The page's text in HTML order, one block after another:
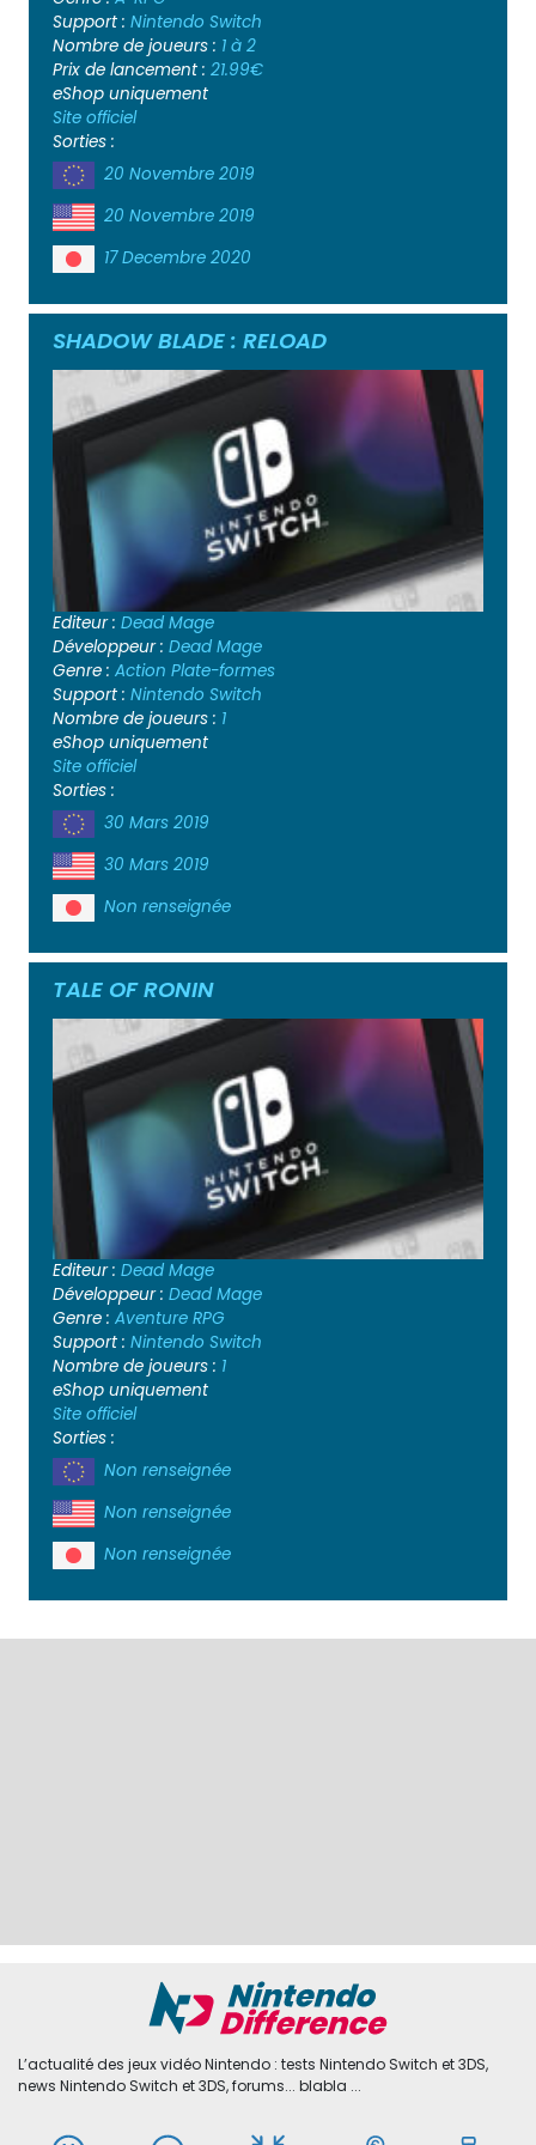
Support : Nintendo Switch
Nombre de joueurs : 1 à 2
Prix de lancement : 21.99€
eShop uniquement
Site officiel
Sorties :
20 Novembre 2019
20 Novembre 2019
17 Decembre 2020
SHADOW BLADE : RELOAD
Editeur : Dead Mage
Développeur : Dead Mage
Genre : Action Plate-formes
Support : Nintendo Switch
Nombre de joueurs : 1
eShop uniquement
Site officiel
Sorties :
30 Mars 2019
30 Mars 2019
Non renseignée
TALE OF RONIN
Editeur : Dead Mage
Développeur : Dead Mage
Genre : Aventure RPG
Support : Nintendo Switch
Nombre de joueurs : 1
eShop uniquement
Site officiel
Sorties :
Non renseignée
Non renseignée
Non renseignée
L’actualité des jeux vidéo Nintendo : tests Nintendo Switch et 3DS,
news Nintendo Switch et 3DS, forums... blabla ...